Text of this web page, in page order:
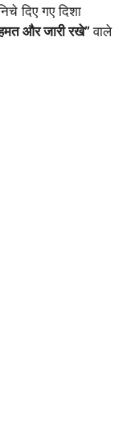
दिए गए दिशा
और जारी रखे”वाले